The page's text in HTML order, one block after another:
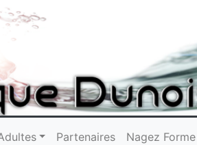
Partenaires
Nagez Forme